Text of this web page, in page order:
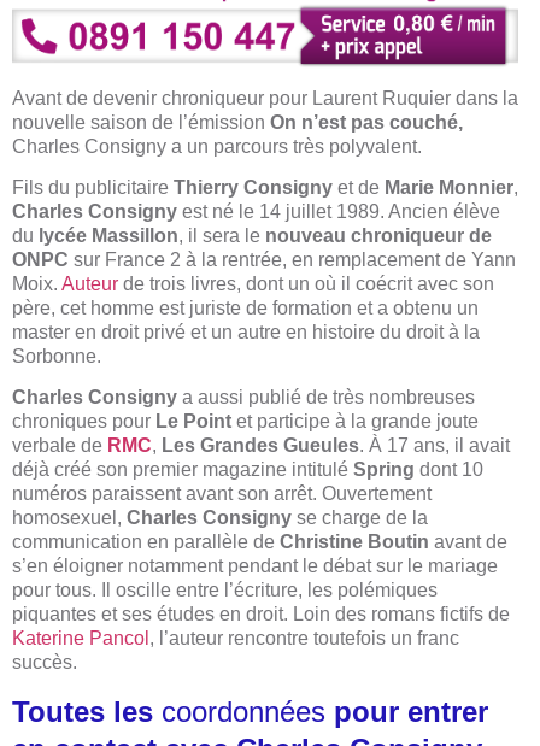
Avant de devenir chroniqueur pour Laurent Ruquier dans la
nouvelle saison de l’émission On n’est pas couché,
Charles Consigny a un parcours très polyvalent.
Fils du publicitaire Thierry Consigny et de Marie Monnier,
Charles Consigny est né le 14 juillet 1989. Ancien élève
du lycée Massillon, il sera le nouveau chroniqueur de
ONPC sur France 2 à la rentrée, en remplacement de Yann
Moix. Auteur de trois livres, dont un où il coécrit avec son
père, cet homme est juriste de formation et a obtenu un
master en droit privé et un autre en histoire du droit à la
Sorbonne.
Charles Consigny a aussi publié de très nombreuses
chroniques pour Le Point et participe à la grande joute
verbale de RMC, Les Grandes Gueules. À 17 ans, il avait
déjà créé son premier magazine intitulé Spring dont 10
numéros paraissent avant son arrêt. Ouvertement
homosexuel, Charles Consigny se charge de la
communication en parallèle de Christine Boutin avant de
s’en éloigner notamment pendant le débat sur le mariage
pour tous. Il oscille entre l’écriture, les polémiques
piquantes et ses études en droit. Loin des romans fictifs de
Katerine Pancol , l’auteur rencontre toutefois un franc
succès.
Toutes les coordonnées pour entrer